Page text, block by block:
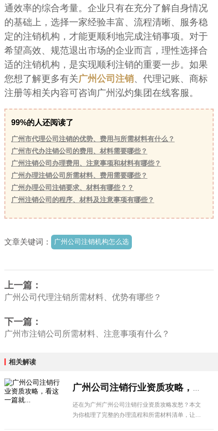
通效率的综合考量。企业只有在充分了解自身情况
的基础上，选择一家经验丰富、流程清晰、服务稳
定的注销机构，才能更顺利地完成注销事项。对于
希望高效、规范退出市场的企业而言，理性选择合
适的注销机构，是实现顺利注销的重要一步。如果
您想了解更多有关广州公司注销、代理记账、商标
注册等相关内容可咨询广州泓灼集团在线客服。
99%的人还阅读了
广州市代理公司注销的优势、费用与所需材料有什么？
广州市代办注销公司的费用、材料需要哪些？
广州注销公司办理费用、注意事项和材料有哪些？
广州办理注销公司所需材料、费用需要哪些？
广州办理公司注销要求、材料有哪些？？
广州注销公司的程序、材料及注意事项有哪些？
文章关键词： 广州公司注销机构怎么选
上一篇：
广州公司代理注销所需材料、优势有哪些？
下一篇：
广州市注销公司所需材料、注意事项有什么？
相关解读
还在为广州广州公司注销行业资质攻略发愁？本文
为你梳理了完整的办理流程和所需材料清单，让企